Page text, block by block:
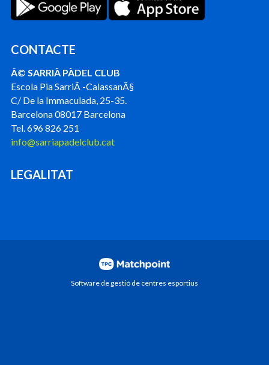
CONTACTE
Â© SARRIÀ PÀDEL CLUB
Escola Pia SarriÃ -CalassanÃ§
C/ De la Immaculada, 25-35.
Barcelona 08017 Barcelona
Tel. 696 826 251
info@sarriapadelclub.cat
LEGALITAT
Software de gestió de centres esportius